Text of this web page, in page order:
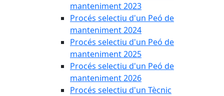
manteniment 2023
Procés selectiu d'un Peó de
manteniment 2024
Procés selectiu d'un Peó de
manteniment 2025
Procés selectiu d'un Peó de
manteniment 2026
Procés selectiu d'un Tècnic